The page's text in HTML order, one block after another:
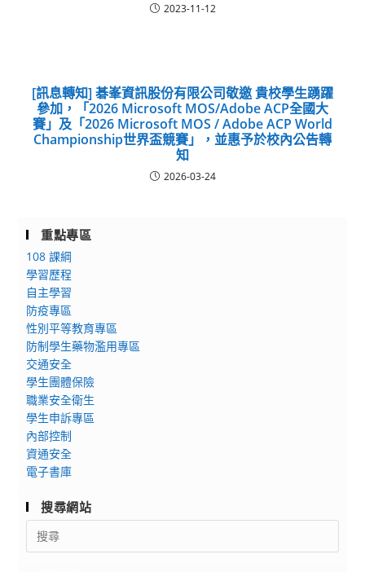
2023-11-12
[訊息轉知] 碁峯資訊股份有限公司敬邀 貴校學生踴躍
參加，「2026 Microsoft MOS/Adobe ACP全國大
賽」及「2026 Microsoft MOS / Adobe ACP World
Championship世界盃競賽」，並惠予於校內公告轉
知
2026-03-24
重點專區
108 課綱
學習歷程
自主學習
防疫專區
性別平等教育專區
防制學生藥物濫用專區
交通安全
學生團體保險
職業安全衛生
學生申訴專區
內部控制
資通安全
電子書庫
搜尋網站
Search
for: